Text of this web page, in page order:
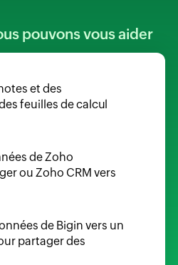
pouvons vous aider
et des
feuilles de calcul
de Zoho
ou Zoho CRM vers
de Bigin vers un
partager des